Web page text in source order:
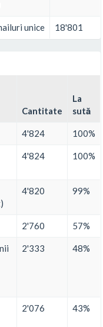
unice 18'801
Cantitate
La
sută
4'824 100%
4'824 100%
4'820 99%
2'760 57%
2'333 48%
2'076 43%